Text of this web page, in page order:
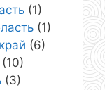
(1)
(1)
(6)
(3)